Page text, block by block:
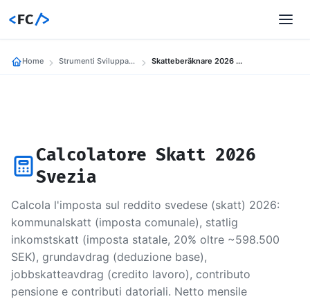
<FC/>
Home Strumenti Sviluppatori Skatteberäknare 2026 Sverige
Calcolatore Skatt 2026
Svezia
Calcola l'imposta sul reddito svedese (skatt) 2026:
kommunalskatt (imposta comunale), statlig
inkomstskatt (imposta statale, 20% oltre ~598.500
SEK), grundavdrag (deduzione base),
jobbskatteavdrag (credito lavoro), contributo
pensione e contributi datoriali. Netto mensile